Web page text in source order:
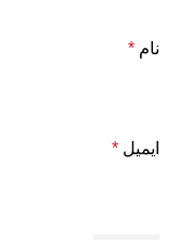
نام *
ایمیل *